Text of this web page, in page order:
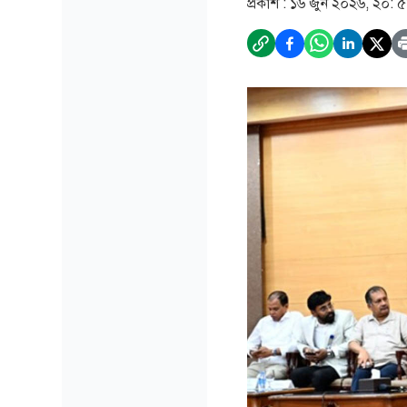
প্রকাশ : ১৬ জুন ২০২৬, ২০: